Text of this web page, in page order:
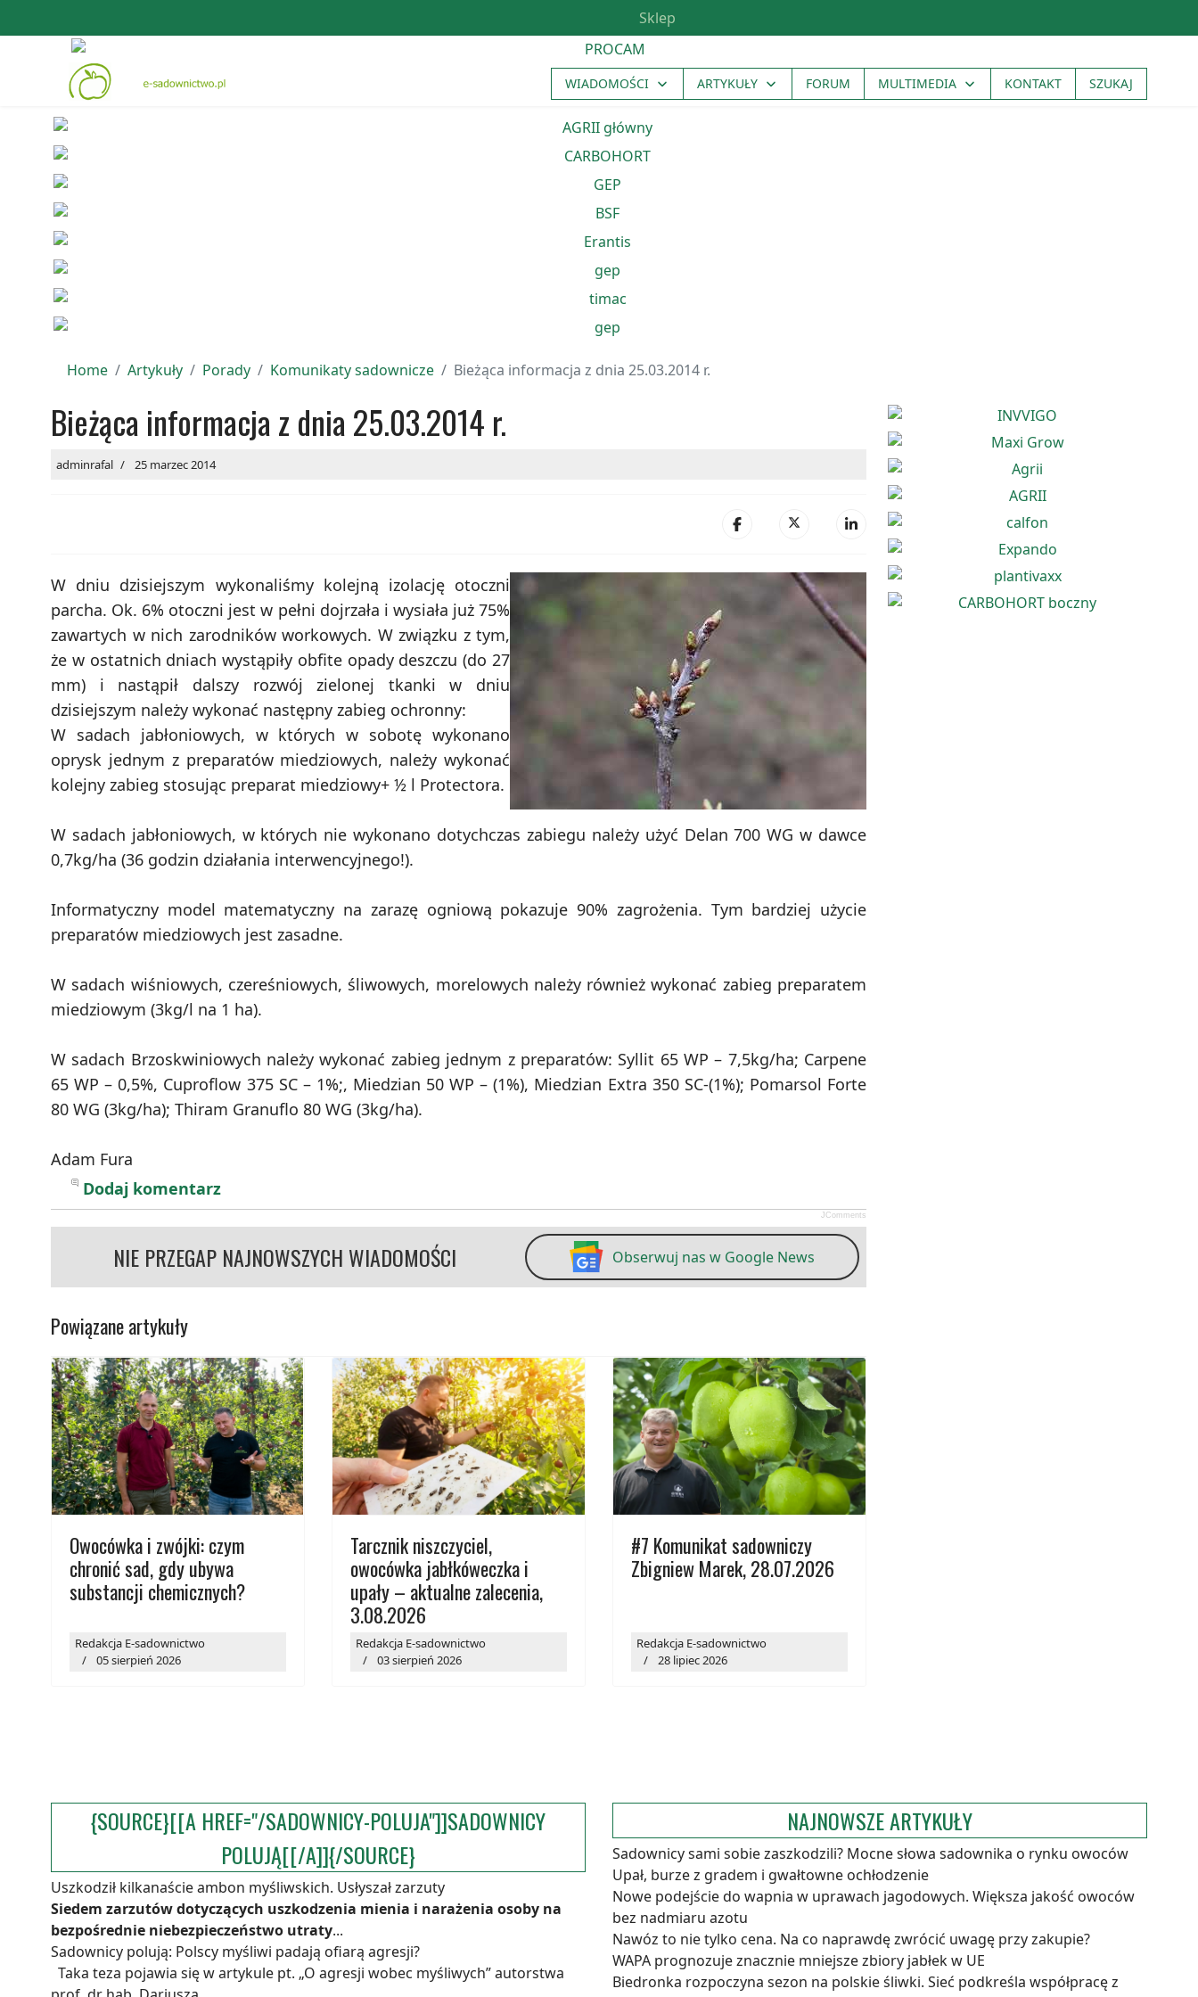
Sklep
WIADOMOŚCI ARTYKUŁY FORUM MULTIMEDIA KONTAKT SZUKAJ
Home Artykuły Porady Komunikaty sadownicze Bieżąca informacja z dnia 25.03.2014 r.
Bieżąca informacja z dnia 25.03.2014 r.
adminrafal 25 marzec 2014
W dniu dzisiejszym wykonaliśmy kolejną izolację otoczni
parcha. Ok. 6% otoczni jest w pełni dojrzała i wysiała już 75%
zawartych w nich zarodników workowych. W związku z tym,
że w ostatnich dniach wystąpiły obfite opady deszczu (do 27
mm) i nastąpił dalszy rozwój zielonej tkanki w dniu
dzisiejszym należy wykonać następny zabieg ochronny:
W sadach jabłoniowych, w których w sobotę wykonano
oprysk jednym z preparatów miedziowych, należy wykonać
kolejny zabieg stosując preparat miedziowy+ ½ l Protectora.
W sadach jabłoniowych, w których nie wykonano dotychczas zabiegu należy użyć Delan 700 WG w dawce
0,7kg/ha (36 godzin działania interwencyjnego!).
Informatyczny model matematyczny na zarazę ogniową pokazuje 90% zagrożenia. Tym bardziej użycie
preparatów miedziowych jest zasadne.
W sadach wiśniowych, czereśniowych, śliwowych, morelowych należy również wykonać zabieg preparatem
miedziowym (3kg/l na 1 ha).
W sadach Brzoskwiniowych należy wykonać zabieg jednym z preparatów: Syllit 65 WP – 7,5kg/ha; Carpene
65 WP – 0,5%, Cuproflow 375 SC – 1%;, Miedzian 50 WP – (1%), Miedzian Extra 350 SC-(1%); Pomarsol Forte
80 WG (3kg/ha); Thiram Granuflo 80 WG (3kg/ha).
Adam Fura
Dodaj komentarz
JComments
NIE PRZEGAP NAJNOWSZYCH WIADOMOŚCI Obserwuj nas w Google News
Powiązane artykuły
Owocówka i zwójki: czym
chronić sad, gdy ubywa
substancji chemicznych?
Redakcja E-sadownictwo
05 sierpień 2026
Tarcznik niszczyciel,
owocówka jabłkóweczka i
upały – aktualne zalecenia,
3.08.2026
Redakcja E-sadownictwo
03 sierpień 2026
#7 Komunikat sadowniczy
Zbigniew Marek, 28.07.2026
Redakcja E-sadownictwo
28 lipiec 2026
{SOURCE}[[A HREF="/SADOWNICY-POLUJA"]]SADOWNICY
POLUJĄ[[/A]]{/SOURCE}
Uszkodził kilkanaście ambon myśliwskich. Usłyszał zarzuty
Siedem zarzutów dotyczących uszkodzenia mienia i narażenia osoby na
bezpośrednie niebezpieczeństwo utraty...
Sadownicy polują: Polscy myśliwi padają ofiarą agresji?
Taka teza pojawia się w artykule pt. „O agresji wobec myśliwych” autorstwa
NAJNOWSZE ARTYKUŁY
Sadownicy sami sobie zaszkodzili? Mocne słowa sadownika o rynku owoców
Upał, burze z gradem i gwałtowne ochłodzenie
Nowe podejście do wapnia w uprawach jagodowych. Większa jakość owoców
bez nadmiaru azotu
Nawóz to nie tylko cena. Na co naprawdę zwrócić uwagę przy zakupie?
WAPA prognozuje znacznie mniejsze zbiory jabłek w UE
Biedronka rozpoczyna sezon na polskie śliwki. Sieć podkreśla współpracę z